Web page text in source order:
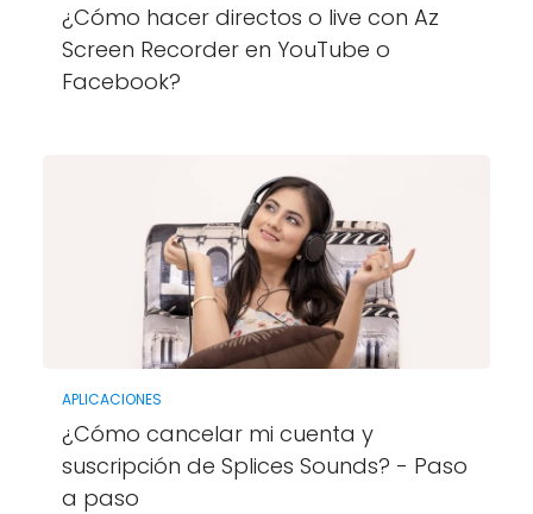
¿Cómo hacer directos o live con Az
Screen Recorder en YouTube o
Facebook?
APLICACIONES
¿Cómo cancelar mi cuenta y
suscripción de Splices Sounds? - Paso
a paso